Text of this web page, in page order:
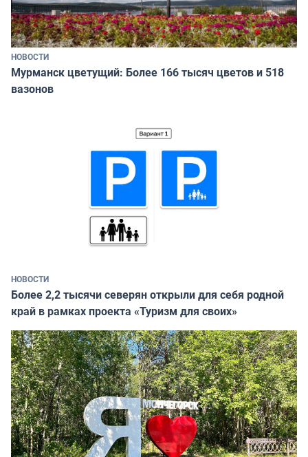
НОВОСТИ
Мурманск цветущий: Более 166 тысяч цветов и 518
вазонов
НОВОСТИ
Более 2,2 тысячи северян открыли для себя родной
край в рамках проекта «Туризм для своих»